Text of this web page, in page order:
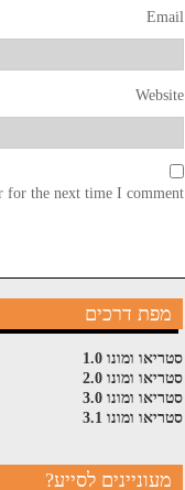
Email
Website
for the next time I comment.
מפת דרכים
סטריאו ומונו 1.0
סטריאו ומונו 2.0
סטריאו ומונו 3.0
סטריאו ומונו 3.1
מעוניינים לסייע?